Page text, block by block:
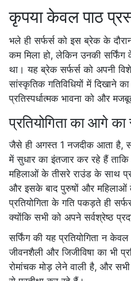
कृपया केवल पाठ
भले ही सर्फर्स को इस ब्रेक के
कम मिला हो, लेकिन उनकी सर्फिंग
था। यह ब्रेक सर्फर्स को अपनी
सांस्कृतिक गतिविधियों में दिखाने
प्रतिस्पर्धात्मक भावना को और
प्रतियोगिता का आगे
जैसे ही अगस्त 1 नजदीक आता है,
में सुधार का इंतजार कर रहे हैं
महिलाओं के तीसरे राउंड के साथ
और इसके बाद पुरुषों और महिलाओं
प्रतियोगिता के गति पकड़ते ही
क्योंकि सभी को अपने सर्वश्रेष्ठ
सर्फिंग की यह प्रतियोगिता न
जीवनशैली और जिजीविषा का भी
रोमांचक मोड़ लेने वाली है, और